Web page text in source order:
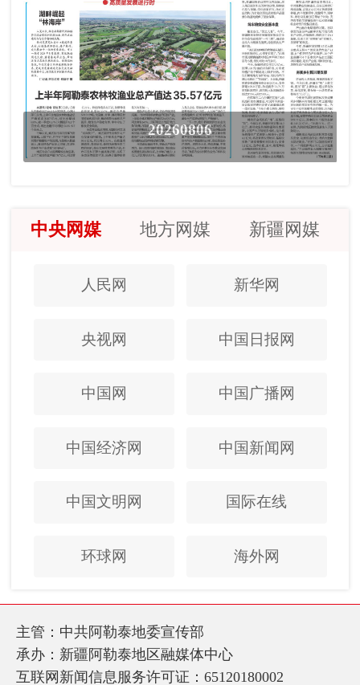
20260806
中央网媒 地方网媒 新疆网媒
人民网 新华网
央视网 中国日报网
中国网 中国广播网
中国经济网 中国新闻网
中国文明网 国际在线
环球网 海外网
主管：中共阿勒泰地委宣传部
承办：新疆阿勒泰地区融媒体中心
互联网新闻信息服务许可证：65120180002